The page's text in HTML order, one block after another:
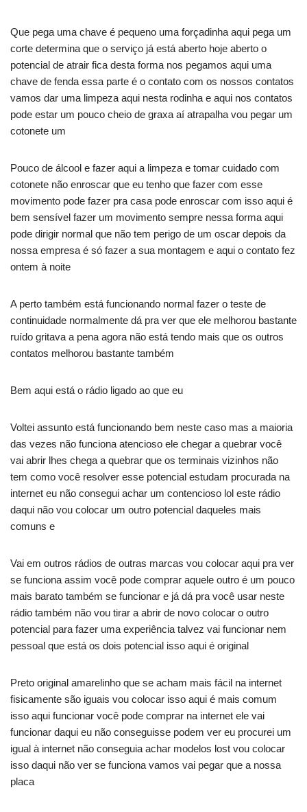
Que pega uma chave é pequeno uma forçadinha aqui pega um
corte determina que o serviço já está aberto hoje aberto o
potencial de atrair fica desta forma nos pegamos aqui uma
chave de fenda essa parte é o contato com os nossos contatos
vamos dar uma limpeza aqui nesta rodinha e aqui nos contatos
pode estar um pouco cheio de graxa aí atrapalha vou pegar um
cotonete um
Pouco de álcool e fazer aqui a limpeza e tomar cuidado com
cotonete não enroscar que eu tenho que fazer com esse
movimento pode fazer pra casa pode enroscar com isso aqui é
bem sensível fazer um movimento sempre nessa forma aqui
pode dirigir normal que não tem perigo de um oscar depois da
nossa empresa é só fazer a sua montagem e aqui o contato fez
ontem à noite
A perto também está funcionando normal fazer o teste de
continuidade normalmente dá pra ver que ele melhorou bastante
ruído gritava a pena agora não está tendo mais que os outros
contatos melhorou bastante também
Bem aqui está o rádio ligado ao que eu
Voltei assunto está funcionando bem neste caso mas a maioria
das vezes não funciona atencioso ele chegar a quebrar você
vai abrir lhes chega a quebrar que os terminais vizinhos não
tem como você resolver esse potencial estudam procurada na
internet eu não consegui achar um contencioso lol este rádio
daqui não vou colocar um outro potencial daqueles mais
comuns e
Vai em outros rádios de outras marcas vou colocar aqui pra ver
se funciona assim você pode comprar aquele outro é um pouco
mais barato também se funcionar e já dá pra você usar neste
rádio também não vou tirar a abrir de novo colocar o outro
potencial para fazer uma experiência talvez vai funcionar nem
pessoal que está os dois potencial isso aqui é original
Preto original amarelinho que se acham mais fácil na internet
fisicamente são iguais vou colocar isso aqui é mais comum
isso aqui funcionar você pode comprar na internet ele vai
funcionar daqui eu não conseguisse podem ver eu procurei um
igual à internet não conseguia achar modelos lost vou colocar
isso daqui não ver se funciona vamos vai pegar que a nossa
placa